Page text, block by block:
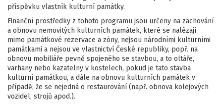
příspěvku vlastník kulturní památky.
Finanční prostředky z tohoto programu jsou určeny na zachování
a obnovu nemovitých kulturních památek, které se nalézají
mimo památkové rezervace a zóny, nejsou národními kulturními
památkami a nejsou ve vlastnictví České republiky, popř. na
obnovu mobiliáře pevně spoje­ného se stavbou, a to oltáře,
varhany nebo kazatelny v kostelech, pokud je tato stavba
kulturní památkou, a dále na obnovu kulturních památek v
případě, že se nejedná o restaurování (např. obnova kolejových
vozidel, strojů apod.).